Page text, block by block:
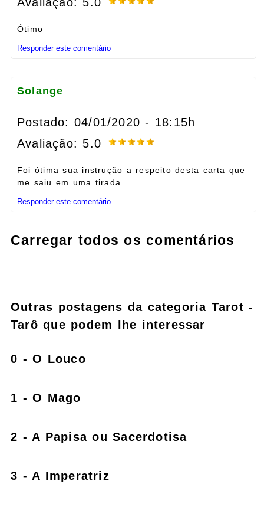
Ótimo
Responder este comentário
Solange
Postado: 04/01/2020 - 18:15h
Avaliação: 5.0
Foi ótima sua instrução a respeito desta carta que
me saiu em uma tirada
Responder este comentário
Carregar todos os comentários
Outras postagens da categoria Tarot -
Tarô que podem lhe interessar
0 - O Louco
1 - O Mago
2 - A Papisa ou Sacerdotisa
3 - A Imperatriz